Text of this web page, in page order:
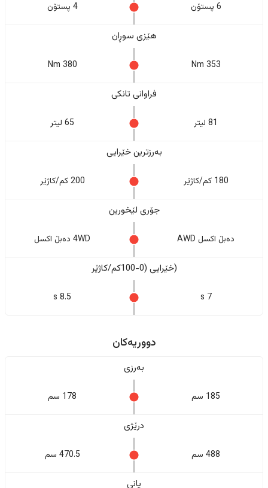
6 پستۆن 4 پستۆن
هێزی سوڕان
353 Nm
380 Nm
فراوانی تانکی
81 لیتر 65 لیتر
بەرزترین خێرایی
180 کم/کاژێر 200 کم/کاژێر
جۆری لێخورین
دەبڵ اکسل AWD 4WD دەبڵ اکسل
(خێرایی (0-100کم/کاژێر
7 s
8.5 s
دووریەکان
بەرزی
185 سم 178 سم
درێژی
488 سم 470.5 سم
پانی